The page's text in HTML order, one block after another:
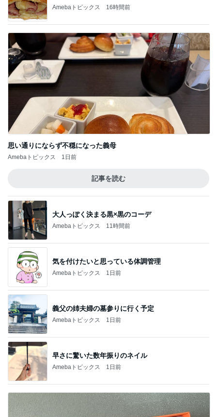
Amebaトピックス 16時間前
思い通りにならず不穏になった義母
Amebaトピックス 1日前
記事を読む
大人っぽく決まる黒×黒のコーデ
Amebaトピックス 11時間前
気を付けたいと思っている体調管理
Amebaトピックス 1日前
義父の姉夫婦の墓参りに行く予定
Amebaトピックス 1日前
早さに驚いた数年振りのネイル
Amebaトピックス 1日前